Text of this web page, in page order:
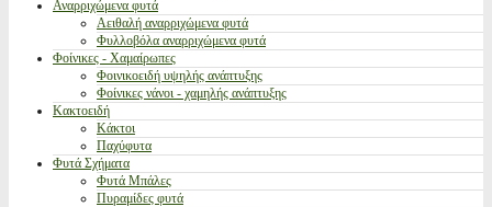
Αναρριχώμενα φυτά
Αειθαλή αναρριχώμενα φυτά
Φυλλοβόλα αναρριχώμενα φυτά
Φοίνικες - Χαμαίρωπες
Φοινικοειδή υψηλής ανάπτυξης
Φοίνικες νάνοι - χαμηλής ανάπτυξης
Κακτοειδή
Κάκτοι
Παχύφυτα
Φυτά Σχήματα
Φυτά Μπάλες
Πυραμίδες φυτά